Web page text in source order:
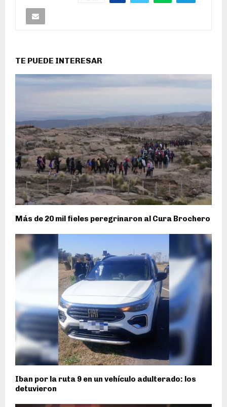
TE PUEDE INTERESAR
Más de 20 mil fieles peregrinaron al Cura Brochero
Iban por la ruta 9 en un vehículo adulterado: los
detuvieron